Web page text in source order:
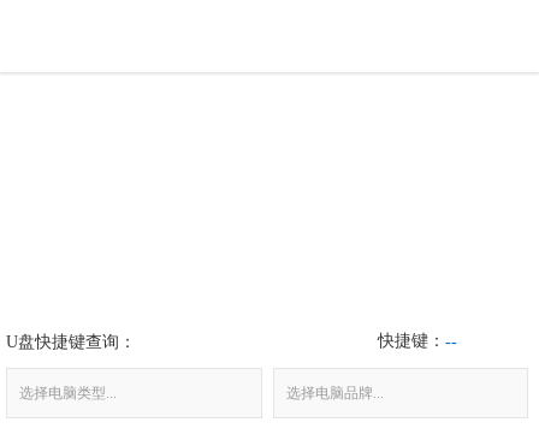
电脑问题
U盘快捷键查询：
选择电脑类型... 选择电脑品牌...
快捷键： --